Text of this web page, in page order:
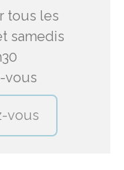
tous les
samedis
vous
vous